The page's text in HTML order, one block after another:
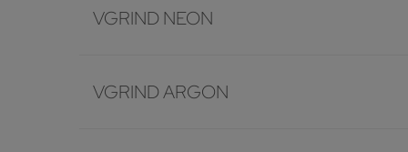
VGRIND NEON
VGRIND ARGON